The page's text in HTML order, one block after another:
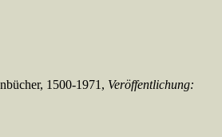
1500-1971, Veröffentlichung: